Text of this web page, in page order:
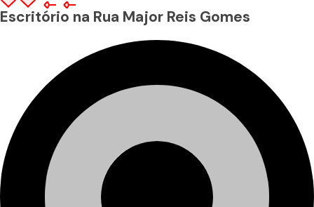
Escritório na Rua Major Reis Gomes